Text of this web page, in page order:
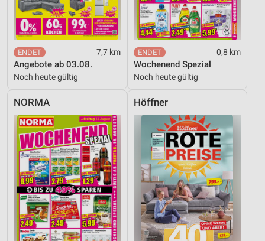
7,7 km
Angebote ab 03.08.
Noch heute gültig
0,8 km
Wochenend Spezial
Noch heute gültig
NORMA Höffner